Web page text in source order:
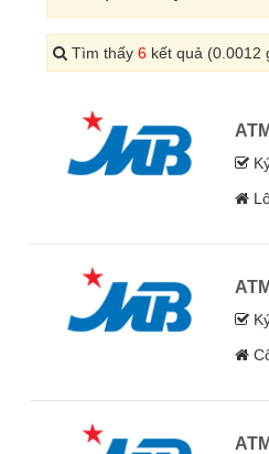
Tìm thấy 6 kết quả (0.0012